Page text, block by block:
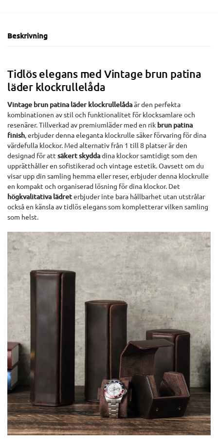
Beskrivning
Tidlös elegans med Vintage brun patina
läder klockrullelåda
Vintage brun patina läder klockrullelådaär den perfekta
kombinationen av stil och funktionalitet för klocksamlare och
resenärer. Tillverkad av premiumläder med en rik brun patina
finish, erbjuder denna eleganta klockrulle säker förvaring för dina
värdefulla klockor. Med alternativ från 1 till 8 platser är den
designad för att säkert skyddadina klockor samtidigt som den
upprätthåller en sofistikerad och vintage estetik. Oavsett om du
visar upp din samling hemma eller reser, erbjuder denna klockrulle
en kompakt och organiserad lösning för dina klockor. Det
högkvalitativa lädreterbjuder inte bara hållbarhet utan utstrålar
också en känsla av tidlös elegans som kompletterar vilken samling
som helst.